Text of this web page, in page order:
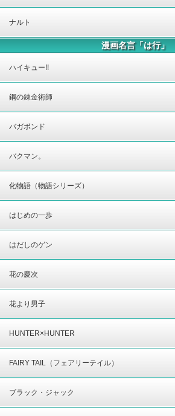
ナルト
漫画名言「は行」
ハイキュー!!
鋼の錬金術師
バガボンド
バクマン。
化物語（物語シリーズ）
はじめの一歩
はだしのゲン
花の慶次
花より男子
HUNTER×HUNTER
FAIRY TAIL（フェアリーテイル）
ブラック・ジャック